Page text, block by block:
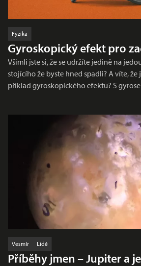
Fyzika
Gyroskopický efekt pro
Všimli jste si, že se udržíte jedině na
stojícího že byste hned spadli? A víte,
příklad gyroskopického efektu? S
Vesmír Lidé
Příběhy jmen – Jupiter a